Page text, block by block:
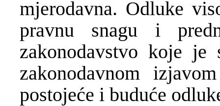
mjerodavna. Odluke
pravnu snagu i
zakonodavstvo koje
zakonodavnom
postojeće i buduće